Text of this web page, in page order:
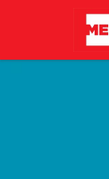
Aller au